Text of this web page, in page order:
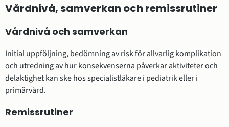
Vårdnivå, samverkan och remissrutiner
Vårdnivå och samverkan
Initial uppföljning, bedömning av risk för allvarlig komplikation
och utredning av hur konsekvenserna påverkar aktiviteter och
delaktighet kan ske hos specialistläkare i pediatrik eller i
primärvård.
Remissrutiner